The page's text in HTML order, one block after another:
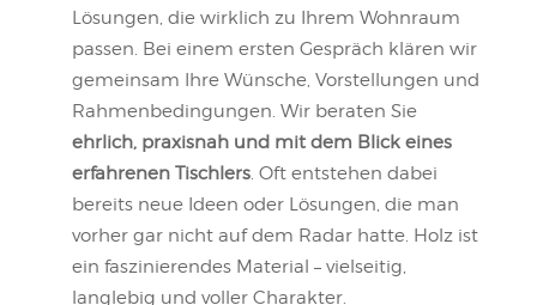
Lösungen, die wirklich zu Ihrem Wohnraum
passen. Bei einem ersten Gespräch klären wir
gemeinsam Ihre Wünsche, Vorstellungen und
Rahmenbedingungen. Wir beraten Sie
ehrlich, praxisnah und mit dem Blick eines
erfahrenen Tischlers. Oft entstehen dabei
bereits neue Ideen oder Lösungen, die man
vorher gar nicht auf dem Radar hatte. Holz ist
ein faszinierendes Material – vielseitig,
langlebig und voller Charakter.